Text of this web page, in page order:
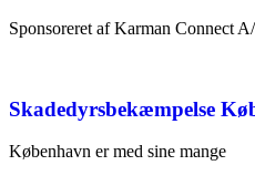
Sponsoreret af Karman Connect
Skadedyrsbekæmpelse
København er med sine mange